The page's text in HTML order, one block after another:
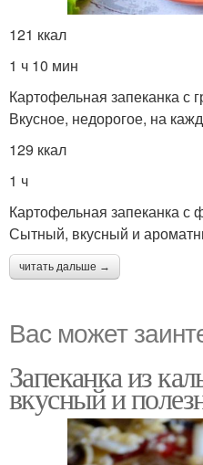
121 ккал
1 ч 10 мин
Картофельная запеканка с
Вкусное, недорогое, на
129 ккал
1 ч
Картофельная запеканка
Сытный, вкусный и
читать дальше →
Вас может
Запеканка из
вкусный и